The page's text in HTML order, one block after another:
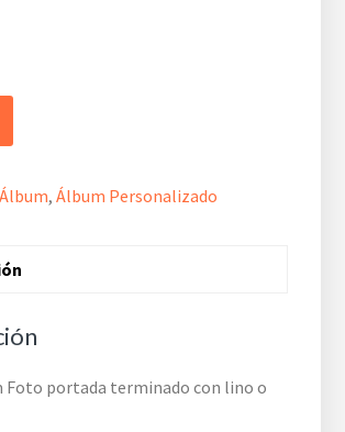
Álbum,Álbum Personalizado
Foto portada terminado con lino o